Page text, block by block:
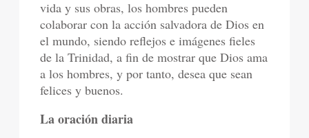
vida y sus obras, los hombres pueden
colaborar con la acción salvadora de Dios en
el mundo, siendo reflejos e imágenes fieles
de la Trinidad, a fin de mostrar que Dios ama
a los hombres, y por tanto, desea que sean
felices y buenos.
La oración diaria